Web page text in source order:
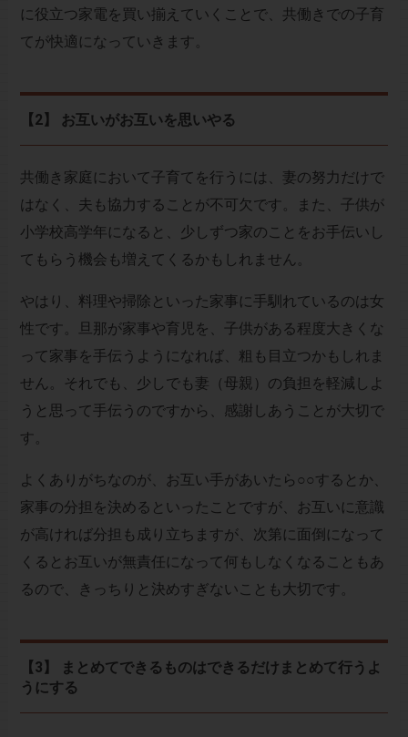
に役立つ家電を買い揃えていくことで、共働きでの子育
てが快適になっていきます。
【2】 お互いがお互いを思いやる
共働き家庭において子育てを行うには、妻の努力だけで
はなく、夫も協力することが不可欠です。また、子供が
小学校高学年になると、少しずつ家のことをお手伝いし
てもらう機会も増えてくるかもしれません。
やはり、料理や掃除といった家事に手馴れているのは女
性です。旦那が家事や育児を、子供がある程度大きくな
って家事を手伝うようになれば、粗も目立つかもしれま
せん。それでも、少しでも妻（母親）の負担を軽減しよ
うと思って手伝うのですから、感謝しあうことが大切で
す。
よくありがちなのが、お互い手があいたら○○するとか、
家事の分担を決めるといったことですが、お互いに意識
が高ければ分担も成り立ちますが、次第に面倒になって
くるとお互いが無責任になって何もしなくなることもあ
るので、きっちりと決めすぎないことも大切です。
【3】 まとめてできるものはできるだけまとめて行うよ
うにする